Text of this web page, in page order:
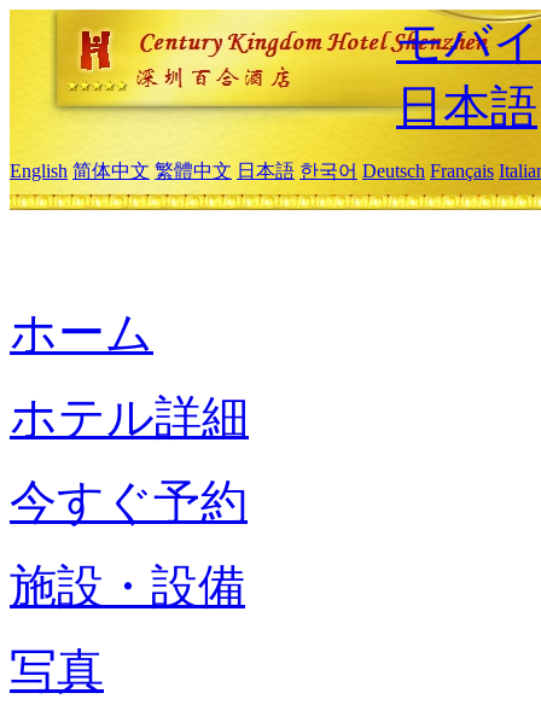
モバ
日本語
English 简体中文 繁體中文 日本語 한국어 Deutsch Français
ホーム
ホテル詳細
今すぐ予約
施設・設備
写真